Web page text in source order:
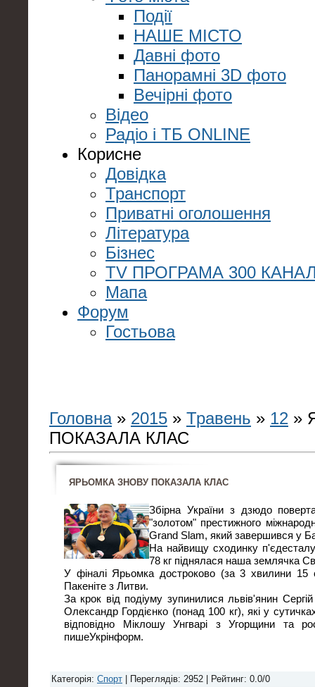
Події
НАШЕ МІСТО
Давні фото
Панорамні 3D фото
Вечірні фото
Відео
Радіо і ТБ ONLINE
Корисне
Довідка
Транспорт
Приватні оголошення
Література
Бізнес
TV ПРОГРАМА 300
Мапа
Форум
Гостьова
Головна» 2015 » Травень » 12 »
ПОКАЗАЛА КЛАС
ЯРЬОМКА ЗНОВУ ПОКАЗАЛА КЛАС
Збірна України з дзюдо
"золотом" престижного
Grand Slam, який завершився у
На найвищу сходинку п'єдесталу
78 кг піднялася наша землячка
У фіналі Ярьомка достроково (за 3 хвилини 15
Пакеніте з Литви.
За крок від подіуму зупинилися львів'янин
Олександр Гордієнко (понад 100 кг), які у
відповідно Міклошу Унгварі з Угорщини та
пишеУкрінформ.
Категорія: Спорт Переглядів: 2952 | Рейтинг: 0.0/0